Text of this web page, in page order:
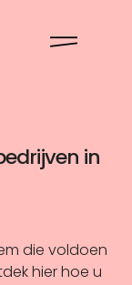
in
die voldoen
hier hoe u